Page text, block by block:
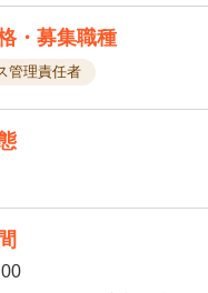
・募集職種
管理責任者